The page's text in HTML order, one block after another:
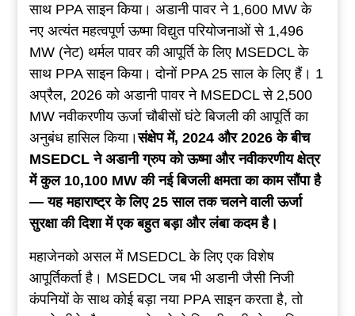
साथ PPA साइन किया। अडानी पावर ने 1,600 MW के
नए अत्यंत महत्वपूर्ण ऊष्मा विद्युत परियोजनाओं से 1,496
MW (नेट) थर्मल पावर की आपूर्ति के लिए MSEDCL के
साथ PPA साइन किया। दोनों PPA 25 साल के लिए हैं। 1
अप्रैल, 2026 को अडानी पावर ने MSEDCL से 2,500
MW नवीकरणीय ऊर्जा चौबीसों घंटे बिजली की आपूर्ति का
अनुबंध हासिल किया।संक्षेप में, 2024 और2026के बीच
MSEDCLने अडानी ग्रुप को ऊष्मा और नवीकरणीय क्षेत्र
में कुल10,100 MWकी नई बिजली क्षमता का काम सौंपा है
—यह महाराष्ट्र के लिए25साल तक चलने वाली ऊर्जा
सुरक्षा की दिशा में एक बहुत बड़ा और लंबा कदम है।
महाजेनको असल में MSEDCL के लिए एक विशेष
आपूर्तिकर्ता है। MSEDCL जब भी अडानी जैसी निजी
कंपनियों के साथ कोई बड़ा नया PPA साइन करता है, तो